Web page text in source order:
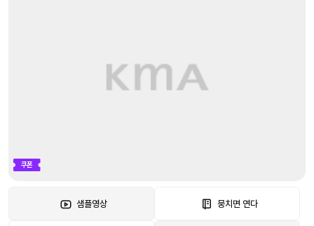
쿠폰
샘플영상 뭉치면 연다